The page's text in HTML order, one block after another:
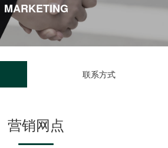
MARKETING
联系方式
营销网点